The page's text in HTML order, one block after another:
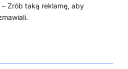
Zrób taką reklamę, aby